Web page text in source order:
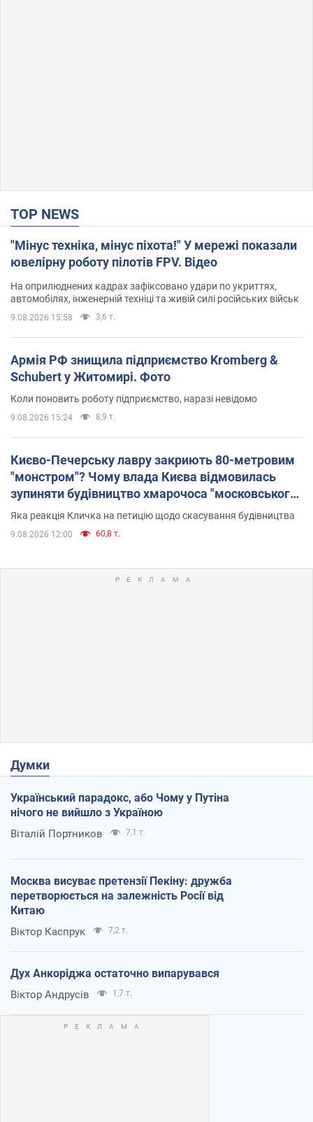
TOP NEWS
"Мінус техніка, мінус піхота!" У мережі показали
ювелірну роботу пілотів FPV. Відео
На оприлюднених кадрах зафіксовано удари по укриттях,
автомобілях, інженерній техніці та живій силі російських військ
9.08.2026 15:58 3,6 т.
Армія РФ знищила підприємство Kromberg &
Schubert у Житомирі. Фото
Коли поновить роботу підприємство, наразі невідомо
9.08.2026 15:24 8,9 т.
Києво-Печерську лавру закриють 80-метровим
"монстром"? Чому влада Києва відмовилась
зупиняти будівництво хмарочоса "московського
вірянина"
Яка реакція Кличка на петицію щодо скасування будівництва
9.08.2026 12:00 60,8 т.
Думки
Український парадокс, або Чому у Путіна
нічого не вийшло з Україною
Віталій Портников 7,1 т.
Москва висуває претензії Пекіну: дружба
перетворюється на залежність Росії від
Китаю
Віктор Каспрук 7,2 т.
Дух Анкоріджа остаточно випарувався
Віктор Андрусів 1,7 т.